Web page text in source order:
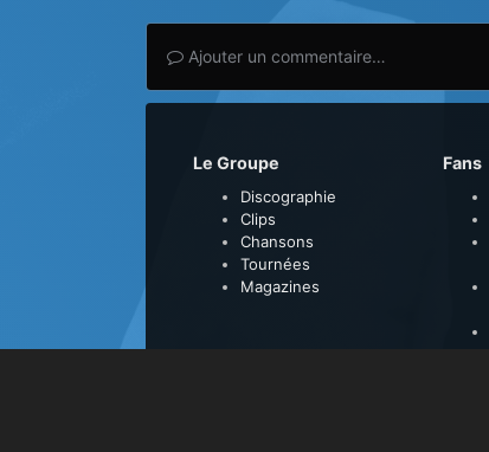
Ajouter un commentaire…
Le Groupe
Discographie
Clips
Chansons
Tournées
Magazines
Fans